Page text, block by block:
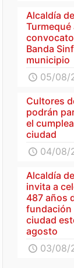
Alcaldía de
Turmequé
Banda
municipio
05/08/
Cultores
podrán
el
ciudad
04/08/
Alcaldía
invita a
487 años
fundación
ciudad
agosto
03/08/